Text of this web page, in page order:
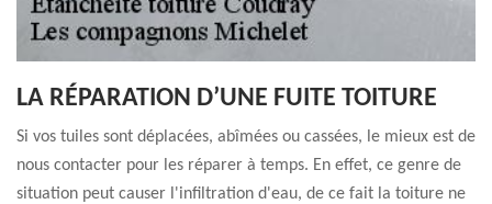
LA RÉPARATION D’UNE FUITE TOITURE
Si vos tuiles sont déplacées, abîmées ou cassées, le mieux est de
nous contacter pour les réparer à temps. En effet, ce genre de
situation peut causer l'infiltration d'eau, de ce fait la toiture ne